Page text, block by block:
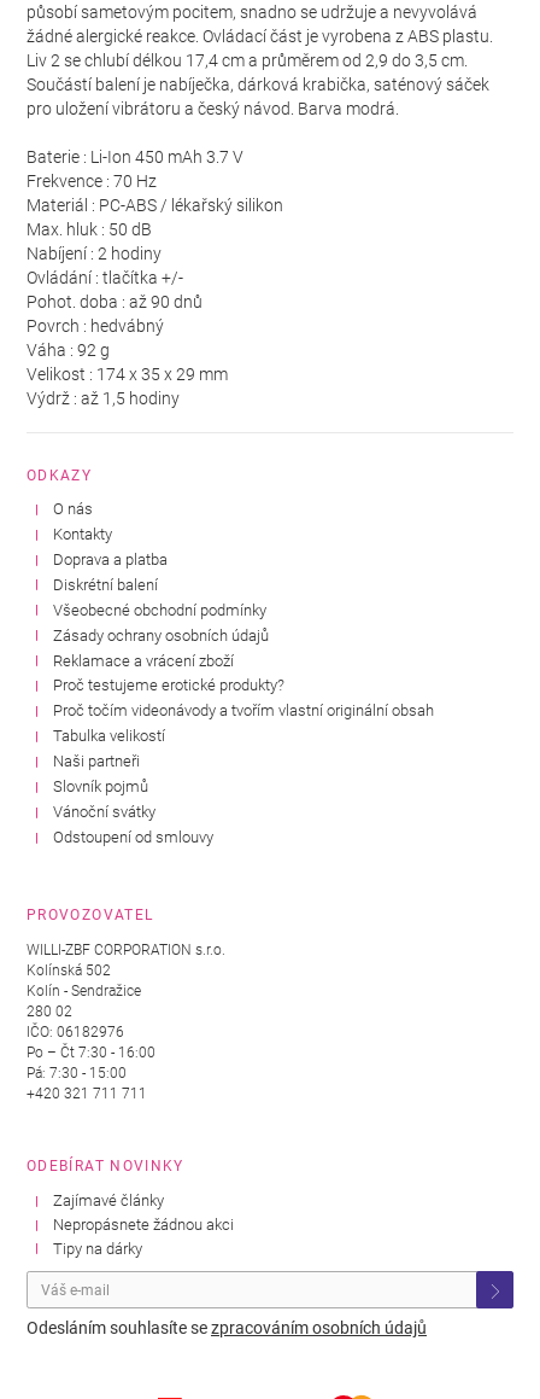
působí sametovým pocitem, snadno se udržuje a nevyvolává
žádné alergické reakce. Ovládací část je vyrobena z ABS plastu.
Liv 2 se chlubí délkou 17,4 cm a průměrem od 2,9 do 3,5 cm.
Součástí balení je nabíječka, dárková krabička, saténový sáček
pro uložení vibrátoru a český návod. Barva modrá.
Baterie : Li-Ion 450 mAh 3.7 V
Frekvence : 70 Hz
Materiál : PC-ABS / lékařský silikon
Max. hluk : 50 dB
Nabíjení : 2 hodiny
Ovládání : tlačítka +/-
Pohot. doba : až 90 dnů
Povrch : hedvábný
Váha : 92 g
Velikost : 174 x 35 x 29 mm
Výdrž : až 1,5 hodiny
ODKAZY
O nás
Kontakty
Doprava a platba
Diskrétní balení
Všeobecné obchodní podmínky
Zásady ochrany osobních údajů
Reklamace a vrácení zboží
Proč testujeme erotické produkty?
Proč točím videonávody a tvořím vlastní originální obsah
Tabulka velikostí
Naši partneři
Slovník pojmů
Vánoční svátky
Odstoupení od smlouvy
PROVOZOVATEL
WILLI-ZBF CORPORATION s.r.o.
Kolínská 502
Kolín - Sendražice
280 02
IČO: 06182976
Po – Čt 7:30 - 16:00
Pá: 7:30 - 15:00
+420 321 711 711
ODEBÍRAT NOVINKY
Zajímavé články
Nepropásnete žádnou akci
Tipy na dárky
Odesláním souhlasíte sezpracováním osobních údajů